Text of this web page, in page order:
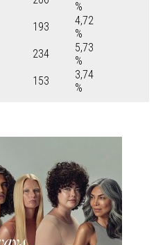
%
193
4,72
%
234
5,73
%
153
3,74
%